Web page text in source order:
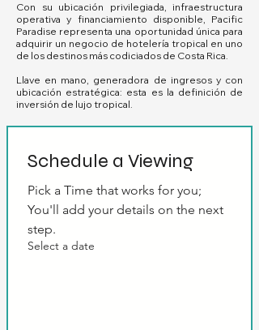
Con su ubicación privilegiada, infraestructura
operativa y financiamiento disponible, Pacific
Paradise representa una oportunidad única para
adquirir un negocio de hotelería tropical en uno
de los destinos más codiciados de Costa Rica.
Llave en mano, generadora de ingresos y con
ubicación estratégica: esta es la definición de
inversión de lujo tropical.
Schedule a Viewing
Pick a Time that works for you;
You'll add your details on the next
step.
Select a date